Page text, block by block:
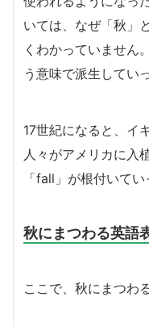
いては、なぜ「秋」
くわかっていません
う意味で派生してい
17世紀になると、イ
人々がアメリカに入
「fall」が根付いて
秋にまつわる英語
ここで、秋にまつわ